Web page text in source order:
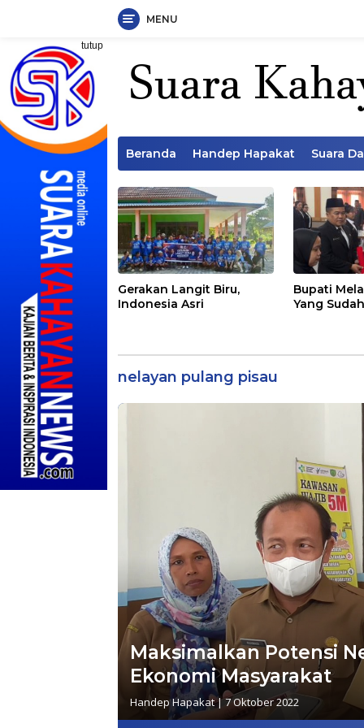
Langsung
konten
MENU
tutup
Beranda Handep Hapakat Suara
Gerakan Langit Biru,
Indonesia Asri
Bupati
Yang
nelayan pulang pisau
Maksimalkan Potensi
Ekonomi Masyarakat
Handep Hapakat|7 Oktober 2022